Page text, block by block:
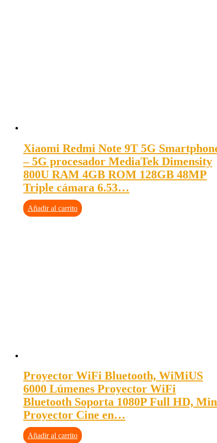
Xiaomi Redmi Note 9T 5G
– 5G procesador MediaTek Dimensity
800U RAM 4GB ROM 128GB 48MP
Triple cámara 6.53…
Añadir al carrito
Proyector WiFi Bluetooth, WiMiUS
6000 Lúmenes Proyector WiFi
Bluetooth Soporta 1080P Full HD,
Proyector Cine en…
Añadir al carrito